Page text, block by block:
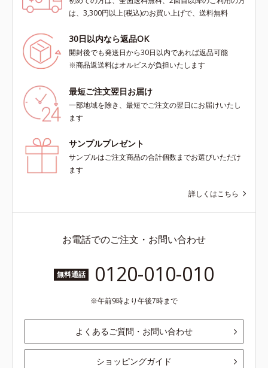
は、3,300円以上(税込)のお買い上げで、送料無料
30日以内なら返品OK
開封後でも発送日から30日以内であれば返品可能
※商品返送料はオルビスが負担いたします
最短ご注文翌日お届け
一部地域を除き、最短でご注文の翌日にお届けいたし
ます
サンプルプレゼント
サンプルはご注文商品の合計個数までお選びいただけ
ます
詳しくはこちら
お電話でのご注文・お問い合わせ
無料通話 0120-010-010
午前9時より午後7時まで
よくあるご質問・お問い合わせ
ショッピングガイド